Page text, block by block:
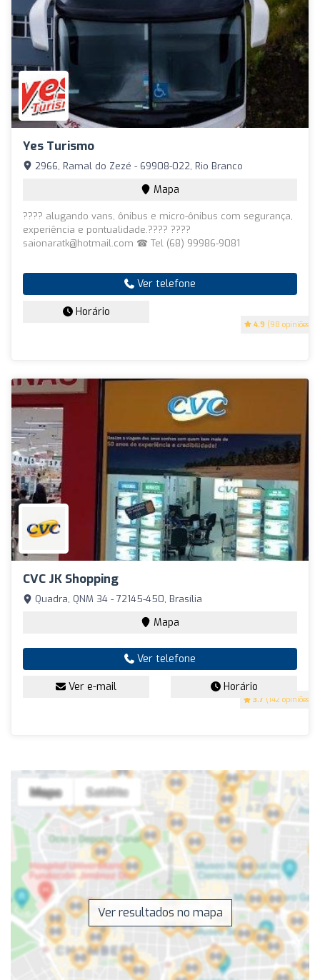
Yes Turismo
4.9 (98 opiniões)
2966, Ramal do Zezé - 69908-022, Rio Branco
Mapa
???? alugando vans, ônibus e micro-ônibus com segurança,
experiência e pontualidade.???? ????
saionaratk@hotmail.com ☎ Tel (68) 99986-9081
Ver telefone
Horário
CVC JK Shopping
3.7 (142 opiniões)
Quadra, QNM 34 - 72145-450, Brasília
Mapa
Ver telefone
Ver e-mail Horário
Ver resultados no mapa